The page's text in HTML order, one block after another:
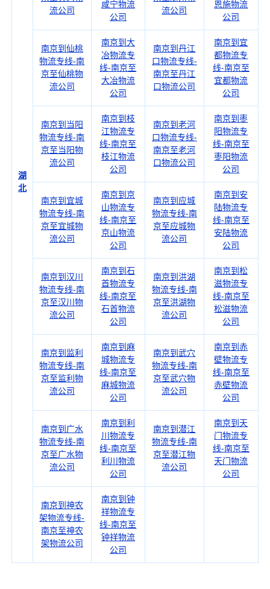
湖
北
流公司
咸宁物流
公司
流公司
恩施物流
公司
南京到仙桃
物流专线-南
京至仙桃物
流公司
南京到大
冶物流专
线-南京至
大冶物流
公司
南京到丹江
口物流专线-
南京至丹江
口物流公司
南京到宜
都物流专
线-南京至
宜都物流
公司
南京到当阳
物流专线-南
京至当阳物
流公司
南京到枝
江物流专
线-南京至
枝江物流
公司
南京到老河
口物流专线-
南京至老河
口物流公司
南京到枣
阳物流专
线-南京至
枣阳物流
公司
南京到宜城
物流专线-南
京至宜城物
流公司
南京到京
山物流专
线-南京至
京山物流
公司
南京到应城
物流专线-南
京至应城物
流公司
南京到安
陆物流专
线-南京至
安陆物流
公司
南京到汉川
物流专线-南
京至汉川物
流公司
南京到石
首物流专
线-南京至
石首物流
公司
南京到洪湖
物流专线-南
京至洪湖物
流公司
南京到松
滋物流专
线-南京至
松滋物流
公司
南京到监利
物流专线-南
京至监利物
流公司
南京到麻
城物流专
线-南京至
麻城物流
公司
南京到武穴
物流专线-南
京至武穴物
流公司
南京到赤
壁物流专
线-南京至
赤壁物流
公司
南京到广水
物流专线-南
京至广水物
流公司
南京到利
川物流专
线-南京至
利川物流
公司
南京到潜江
物流专线-南
京至潜江物
流公司
南京到天
门物流专
线-南京至
天门物流
公司
南京到神农
架物流专线-
南京至神农
架物流公司
南京到钟
祥物流专
线-南京至
钟祥物流
公司